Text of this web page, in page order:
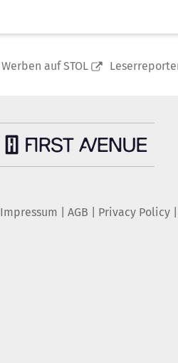
Werben auf STOL
Impressum AGB Privacy Policy|